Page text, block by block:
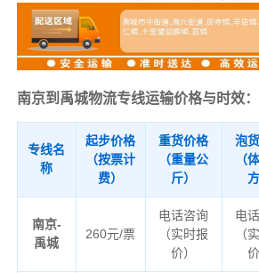
南京到禹城物流专线运输价格与时效：
专线名
称
起步价格
（按票计
费）
重货价格
（重量公
斤）
泡
（
方
南京-
禹城
260元/票
电话咨询
（实时报
价）
电
（
价